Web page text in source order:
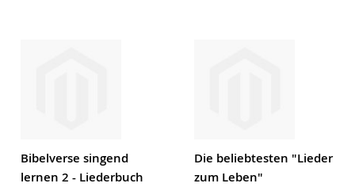
Bibelverse singend
lernen 2 - Liederbuch
Die beliebtesten "Lieder
zum Leben"